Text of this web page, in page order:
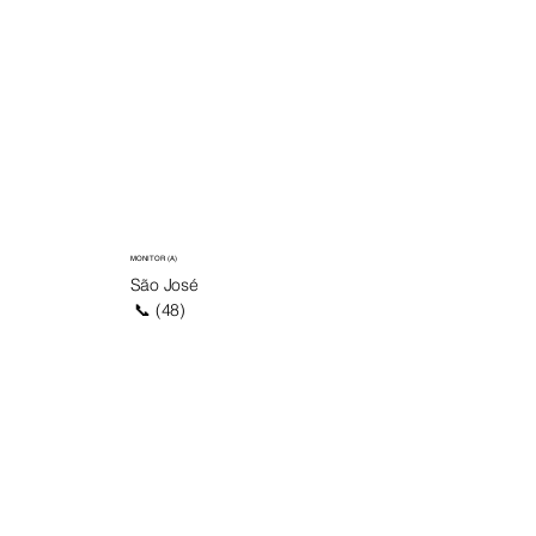
MONITOR (A)
São José
📞 (48)